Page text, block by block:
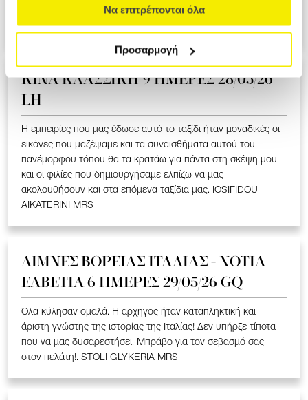
Να επιτρέπονται όλα
Προσαρμογή
ΥΠΕΡΟΧΟ ΤΑΞΙΔΙ ΠΟΥ ΜΑΣ ΕΚΑΝΕ ΝΑ ΣΥΓΚΙΝΗΘΟΥΜΕ ΣΤΑ
ΚΙΝΑ KΛΑΣΣΙΚΗ 9 ΗΜΕΡΕΣ 28/05/26
LH
Η εμπειρίες που μας έδωσε αυτό το ταξίδι ήταν μοναδικές οι
εικόνες που μαζέψαμε και τα συναισθήματα αυτού του
πανέμορφου τόπου θα τα κρατάω για πάντα στη σκέψη μου
και οι φιλίες που δημιουργήσαμε ελπίζω να μας
ακολουθήσουν και στα επόμενα ταξίδια μας. IOSIFIDOU
AIKATERINI MRS
ΛΙΜΝΕΣ ΒΟΡΕΙΑΣ ΙΤΑΛΙΑΣ - ΝΟΤΙΑ
ΕΛΒΕΤΙΑ 6 ΗΜΕΡΕΣ 29/05/26 GQ
Όλα κύλησαν ομαλά. Η αρχηγος ήταν καταπληκτική και
άριστη γνώστης της ιστορίας της Ιταλίας! Δεν υπήρξε τίποτα
που να μας δυσαρεστήσει. Μπράβο για τον σεβασμό σας
στον πελάτη!. STOLI GLYKERIA MRS